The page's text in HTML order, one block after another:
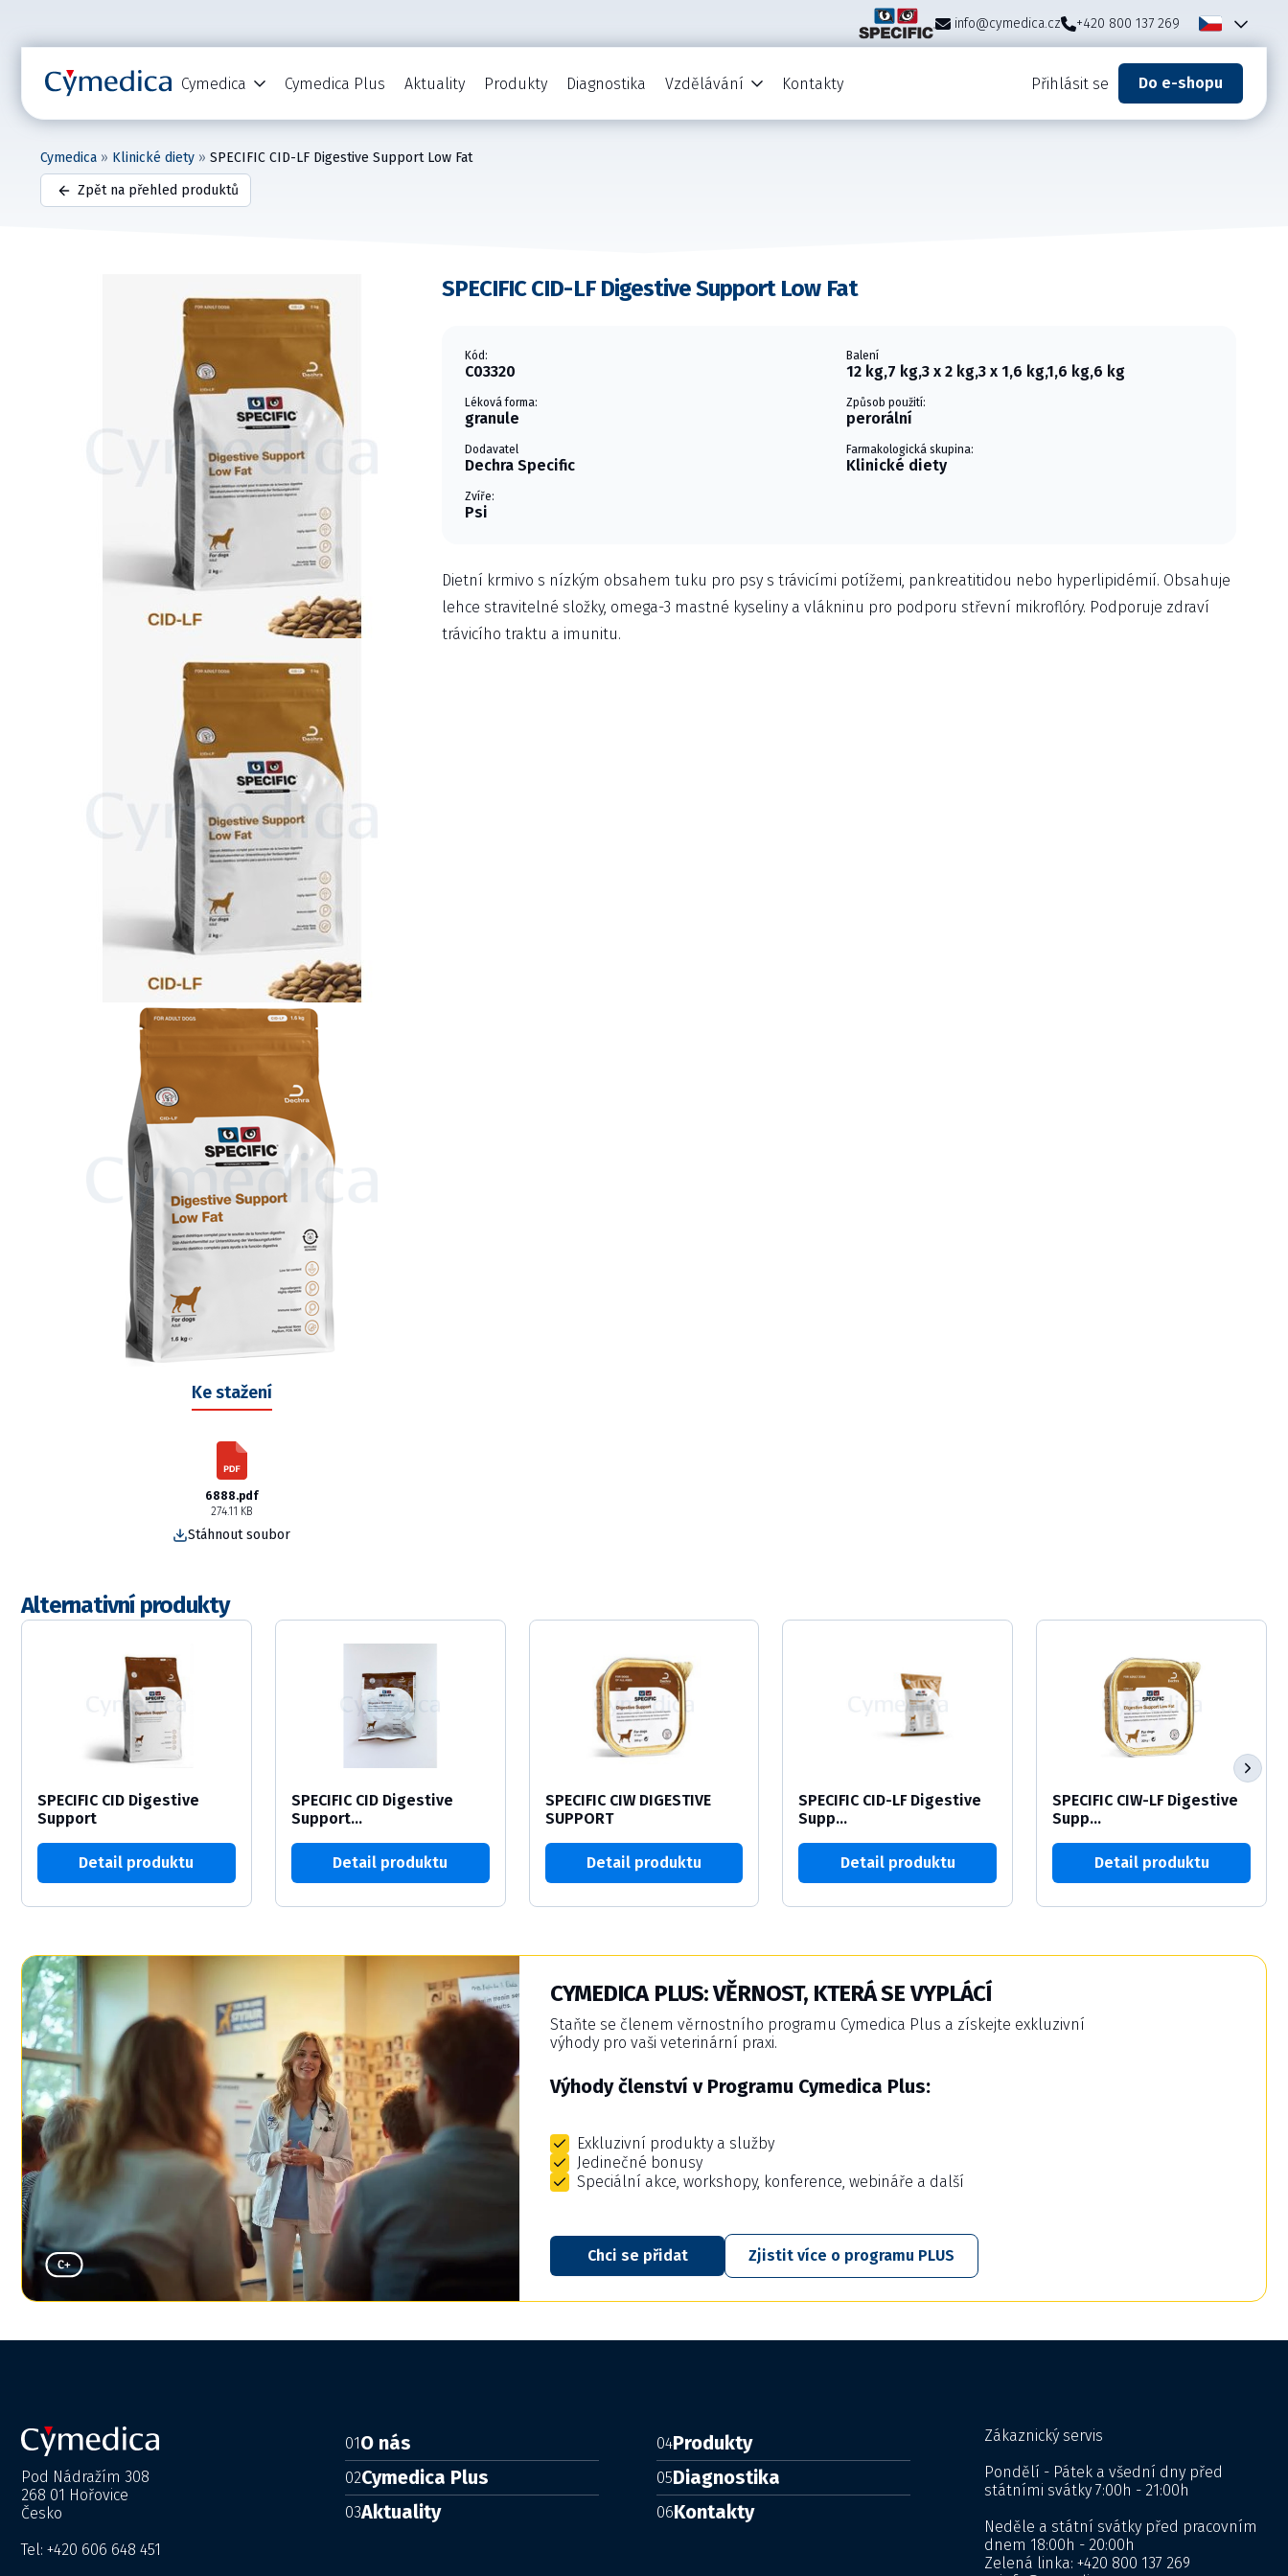
info@cymedica.cz +420 800 137 269
Cymedica Cymedica Plus Aktuality Produkty Diagnostika Vzdělávání Kontakty Přihlásit se Do e-shopu
Cymedica » Klinické diety » SPECIFIC CID-LF Digestive Support Low Fat
Zpět na přehled produktů
Ke stažení
6888.pdf
274.11 KB
Stáhnout soubor
SPECIFIC CID-LF Digestive Support Low Fat
Kód:
C03320
Balení
12 kg,7 kg,3 x 2 kg,3 x 1,6 kg,1,6 kg,6 kg
Léková forma:
granule
Způsob použití:
perorální
Dodavatel
Dechra Specific
Farmakologická skupina:
Klinické diety
Zvíře:
Psi
Dietní krmivo s nízkým obsahem tuku pro psy s trávicími potížemi, pankreatitidou nebo hyperlipidémií. Obsahuje
lehce stravitelné složky, omega-3 mastné kyseliny a vlákninu pro podporu střevní mikroflóry. Podporuje zdraví
trávicího traktu a imunitu.
Alternativní produkty
SPECIFIC CID Digestive
Support
Detail produktu
SPECIFIC CID Digestive
Support...
Detail produktu
SPECIFIC CIW DIGESTIVE
SUPPORT
Detail produktu
SPECIFIC CID-LF Digestive
Supp...
Detail produktu
SPECIFIC CIW-LF Digestive
Supp...
Detail produktu
CYMEDICA PLUS: VĚRNOST, KTERÁ SE VYPLÁCÍ
Staňte se členem věrnostního programu Cymedica Plus a získejte exkluzivní
výhody pro vaši veterinární praxi.
Výhody členství v Programu Cymedica Plus:
Exkluzivní produkty a služby
Jedinečné bonusy
Speciální akce, workshopy, konference, webináře a další
Chci se přidat Zjistit více o programu PLUS
Pod Nádražím 308
268 01 Hořovice
Česko
Tel: +420 606 648 451
01O nás
02Cymedica Plus
03Aktuality
04Produkty
05Diagnostika
06Kontakty
Zákaznický servis
Pondělí - Pátek a všední dny před
státními svátky 7:00h - 21:00h
Neděle a státní svátky před pracovním
dnem 18:00h - 20:00h
Zelená linka: +420 800 137 269